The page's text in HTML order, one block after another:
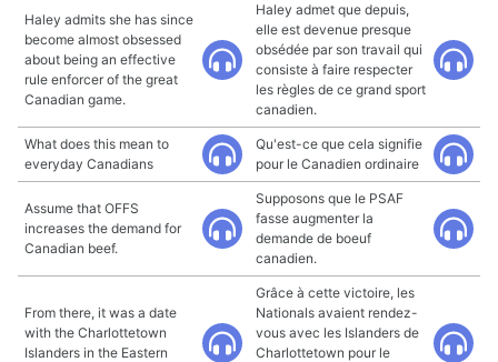
Haley admits she has since
become almost obsessed
about being an effective
rule enforcer of the great
Canadian game.
Haley admet que depuis,
elle est devenue presque
obsédée par son travail qui
consiste à faire respecter
les règles de ce grand sport
canadien.
What does this mean to
everyday Canadians
Qu'est-ce que cela signifie
pour le Canadien ordinaire
Assume that OFFS
increases the demand for
Canadian beef.
Supposons que le PSAF
fasse augmenter la
demande de boeuf
canadien.
From there, it was a date
with the Charlottetown
Islanders in the Eastern
Grâce à cette victoire, les
Nationals avaient rendez-
vous avec les Islanders de
Charlottetown pour le